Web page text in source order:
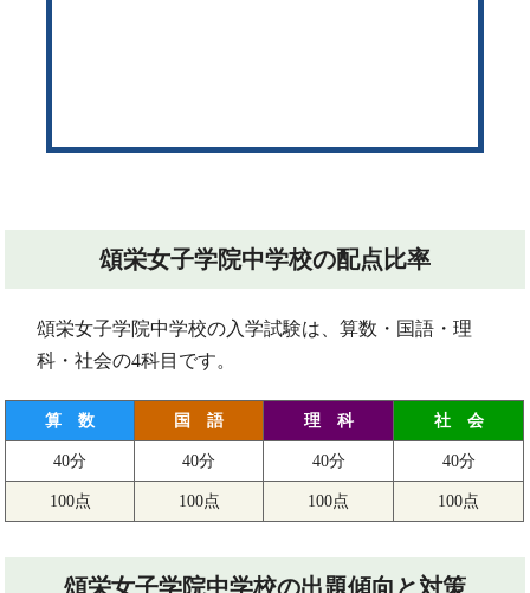
頌栄女子学院中学校の配点比率
頌栄女子学院中学校の入学試験は、算数・国語・理
科・社会の4科目です。
算 数 国 語 理 科 社 会
40分 40分 40分 40分
100点 100点 100点 100点
頌栄女子学院中学校の出題傾向と対策